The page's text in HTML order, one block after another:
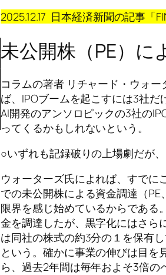
2025.12.17 日本経済新聞の記事「
未公開株（PE）に
コラムの著者 リチャード・ウォー
ば、IPOブームを起こすには3社だ
AI開発のアンソロピックの3社の
ってくるかもしれないという。
○いずれも記録破りの上場劇だが
ウォーターズ氏によれば、すでに
での未公開株による資金調達（
限界を感じ始めているからである
金を調達したが、黒字化にはさら
は同社の株式の約3分の１を保有
という。確かに事業の伸びは目
ら、過去2年間は毎年およそ3倍の